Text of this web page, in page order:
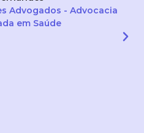
Advogados - Advocacia
em Saúde